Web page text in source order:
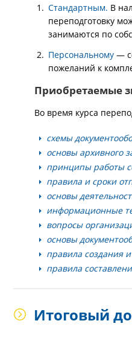
Стандартным. В
переподготовку
занимаются по
Персональному —
пожеланий к
Приобретаемые
Во время курса
схемы
основы архивного
принципы работы
правила и сроки
основы
информационные
вопросы
основы
правила создания
правила
Итоговый